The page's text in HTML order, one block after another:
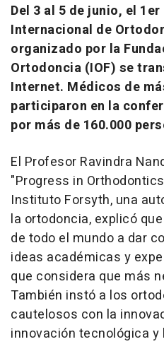
Del 3 al 5 de junio, el
Internacional de
organizado por la
Ortodoncia (IOF) se
Internet. Médicos de
participaron en la
por más de 160.000
El Profesor Ravindra
"Progress in
Instituto Forsyth, una
la ortodoncia, explicó
de todo el mundo a dar
ideas académicas y
que considera que más
También instó a los
cautelosos con la
innovación tecnológica